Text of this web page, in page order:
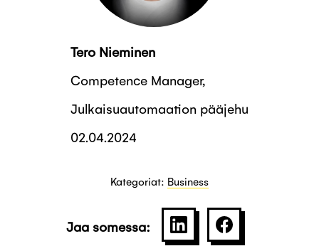
Tero Nieminen
Competence Manager,
Julkaisuautomaation pääjehu
02.04.2024
Kategoriat: Business
Jaa somessa: SHARE ON LINKEDIN
JAA